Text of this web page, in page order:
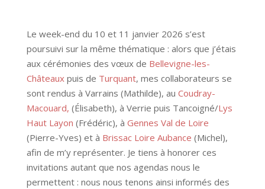
Le week-end du 10 et 11 janvier 2026 s’est
poursuivi sur la même thématique : alors que j’étais
aux cérémonies des vœux de Bellevigne-les-
Châteauxpuis de Turquant, mes collaborateurs se
sont rendus à Varrains (Mathilde), au Coudray-
Macouard, (Élisabeth), à Verrie puis Tancoigné/Lys
Haut Layon (Frédéric), à Gennes Val de Loire
(Pierre-Yves) et à Brissac Loire Aubance (Michel),
afin de m’y représenter. Je tiens à honorer ces
invitations autant que nos agendas nous le
permettent : nous nous tenons ainsi informés des